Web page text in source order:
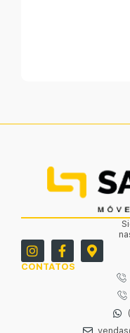
CONTATOS